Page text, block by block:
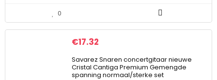
0
€17.32
Savarez Snaren concertgitaar nieuwe
Cristal Cantiga Premium Gemengde
spanning normaal/sterke set